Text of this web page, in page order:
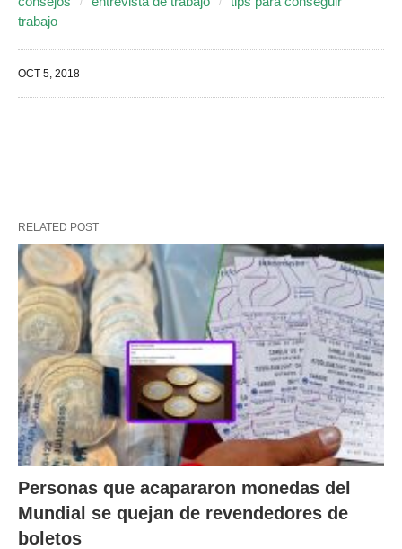
trabajo
OCT 5, 2018
RELATED POST
Personas que acapararon monedas del
Mundial se quejan de revendedores de
boletos